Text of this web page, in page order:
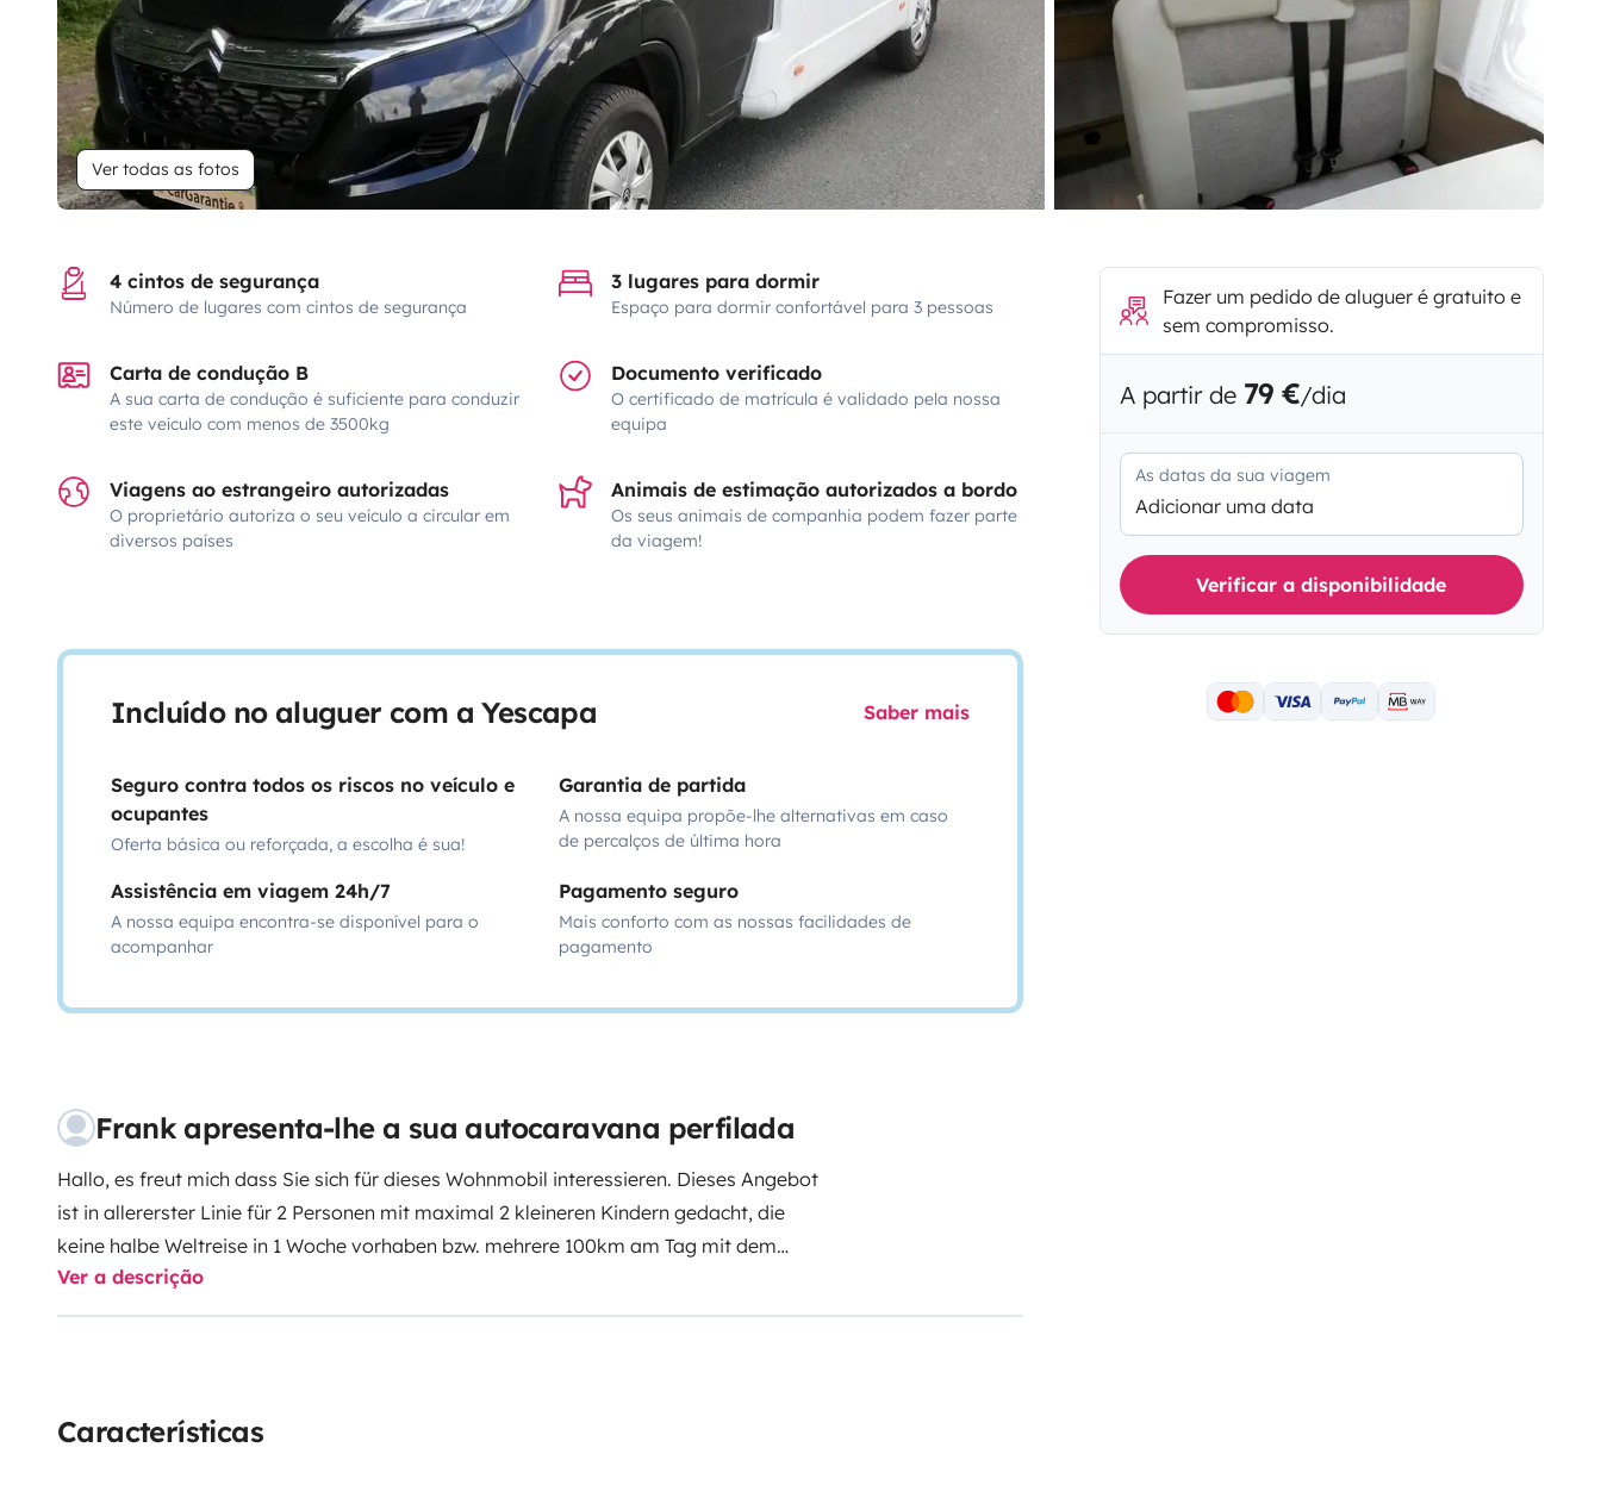
Ver todas as fotos
4 cintos de segurança
Número de lugares com cintos de segurança
3 lugares para dormir
Espaço para dormir confortável para 3 pessoas
Carta de condução B
A sua carta de condução é suficiente para conduzir
este veículo com menos de 3500kg
Documento verificado
O certificado de matrícula é validado pela nossa
equipa
Viagens ao estrangeiro autorizadas
O proprietário autoriza o seu veículo a circular em
diversos países
Animais de estimação autorizados a bordo
Os seus animais de companhia podem fazer parte
da viagem!
Incluído no aluguer com a Yescapa Saber mais
Seguro contra todos os riscos no veículo e
ocupantes
Oferta básica ou reforçada, a escolha é sua!
Garantia de partida
A nossa equipa propõe-lhe alternativas em caso
de percalços de última hora
Assistência em viagem 24h/7
A nossa equipa encontra-se disponível para o
acompanhar
Pagamento seguro
Mais conforto com as nossas facilidades de
pagamento
Frank apresenta-lhe a sua autocaravana perfilada
Hallo, es freut mich dass Sie sich für dieses Wohnmobil interessieren. Dieses Angebot
ist in allererster Linie für 2 Personen mit maximal 2 kleineren Kindern gedacht, die
keine halbe Weltreise in 1 Woche vorhaben bzw. mehrere 100km am Tag mit dem
Wohnmobil fahren. Das Fahrzeug ist die ideale Kombination aus wendigem
Kastenwagen und komfortablen teilintegrierten Wohnmobil. Dank der Europa Edition
völlig autark macht, vorausgesetzt die Sonne scheint. Zusätzlich ist ein Wechselrichter
Ver a descrição
Características
Fazer um pedido de aluguer é gratuito e
sem compromisso.
A partir de 79 €/dia
As datas da sua viagem
Adicionar uma data
Verificar a disponibilidade